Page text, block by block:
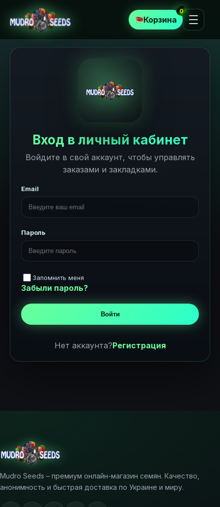
Корзина
0
Вход в личный кабинет
Войдите в свой аккаунт, чтобы управлять
заказами и закладками.
Email
Пароль
Запомнить меня
Забыли пароль?
Войти
Нет аккаунта?Регистрация
Mudro Seeds – премиум онлайн-магазин семян. Качество,
анонимность и быстрая доставка по Украине и миру.